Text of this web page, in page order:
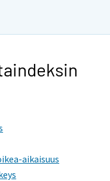
aikaisuus